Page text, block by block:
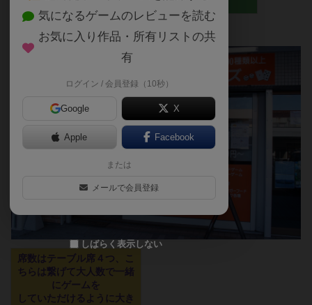
席数はテーブル席４つ、こ
ちらは繋げて大人数で一緒
にゲームを
していただけるように大き
気になるゲームのレビューを読む
お気に入り作品・所有リストの共
有
ログイン / 会員登録（10秒）
Google X
Apple Facebook
または
メールで会員登録
しばらく表示しない